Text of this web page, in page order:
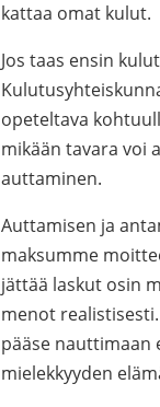
kattaa omat kulut.
Jos taas ensin
opeteltava
mikään tavara voi
auttaminen.
Auttamisen ja
maksumme
jättää laskut osin
menot
pääse nauttimaan
mielekkyyden